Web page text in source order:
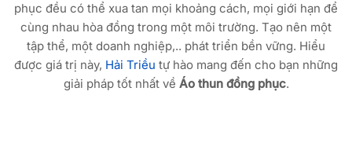
phục đều có thể xua tan mọi khoảng cách, mọi giới hạn để
cùng nhau hòa đồng trong một môi trường. Tạo nên một
tập thể, một doanh nghiệp,.. phát triển bền vững. Hiểu
được giá trị này, Hải Triều tự hào mang đến cho bạn những
giải pháp tốt nhất về Áo thun đồng phục.